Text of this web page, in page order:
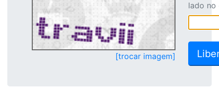
[trocar imagem]
lado no